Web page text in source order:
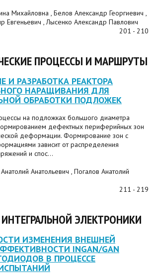
Михайловна , Белов Александр Георгиевич ,
Евгеньевич , Лысенко Александр Павлович
201 - 210
ПРОЦЕССЫ И МАРШРУТЫ
И РАЗРАБОТКА РЕАКТОРА
НАРАЩИВАНИЯ ДЛЯ
ОБРАБОТКИ ПОДЛОЖЕК
на подложках большого диаметра
дефектных периферийных зон
деформации. Формирование зон с
зависит от распределения
и спос...
Анатольевич , Погалов Анатолий
211 - 219
ЭЛЕКТРОНИКИ
ИЗМЕНЕНИЯ ВНЕШНЕЙ
INGAN/GAN
В ПРОЦЕССЕ